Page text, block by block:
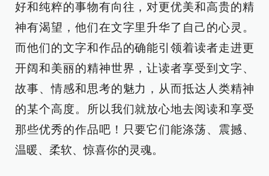
好和纯粹的事物有向往，对更优美和高贵的精
神有渴望，他们在文字里升华了自己的心灵。
而他们的文字和作品的确能引领着读者走进更
开阔和美丽的精神世界，让读者享受到文字、
故事、情感和思考的魅力，从而抵达人类精神
的某个高度。所以我们就放心地去阅读和享受
那些优秀的作品吧！只要它们能涤荡、震撼、
温暖、柔软、惊喜你的灵魂。